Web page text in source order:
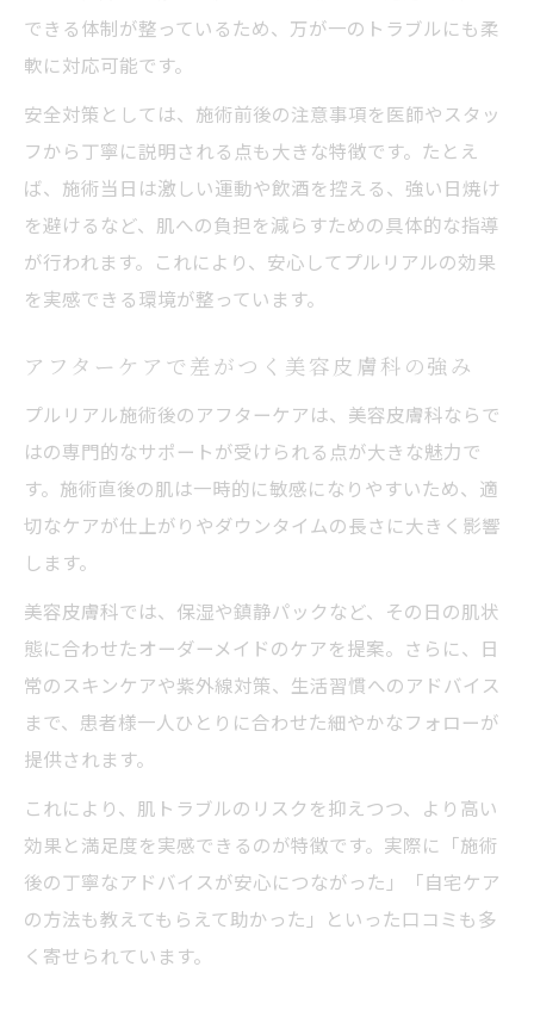
できる体制が整っているため、万が一のトラブルにも柔
軟に対応可能です。
安全対策としては、施術前後の注意事項を医師やスタッ
フから丁寧に説明される点も大きな特徴です。たとえ
ば、施術当日は激しい運動や飲酒を控える、強い日焼け
を避けるなど、肌への負担を減らすための具体的な指導
が行われます。これにより、安心してプルリアルの効果
を実感できる環境が整っています。
アフターケアで差がつく美容皮膚科の強み
プルリアル施術後のアフターケアは、美容皮膚科ならで
はの専門的なサポートが受けられる点が大きな魅力で
す。施術直後の肌は一時的に敏感になりやすいため、適
切なケアが仕上がりやダウンタイムの長さに大きく影響
します。
美容皮膚科では、保湿や鎮静パックなど、その日の肌状
態に合わせたオーダーメイドのケアを提案。さらに、日
常のスキンケアや紫外線対策、生活習慣へのアドバイス
まで、患者様一人ひとりに合わせた細やかなフォローが
提供されます。
これにより、肌トラブルのリスクを抑えつつ、より高い
効果と満足度を実感できるのが特徴です。実際に「施術
後の丁寧なアドバイスが安心につながった」「自宅ケア
の方法も教えてもらえて助かった」といった口コミも多
く寄せられています。